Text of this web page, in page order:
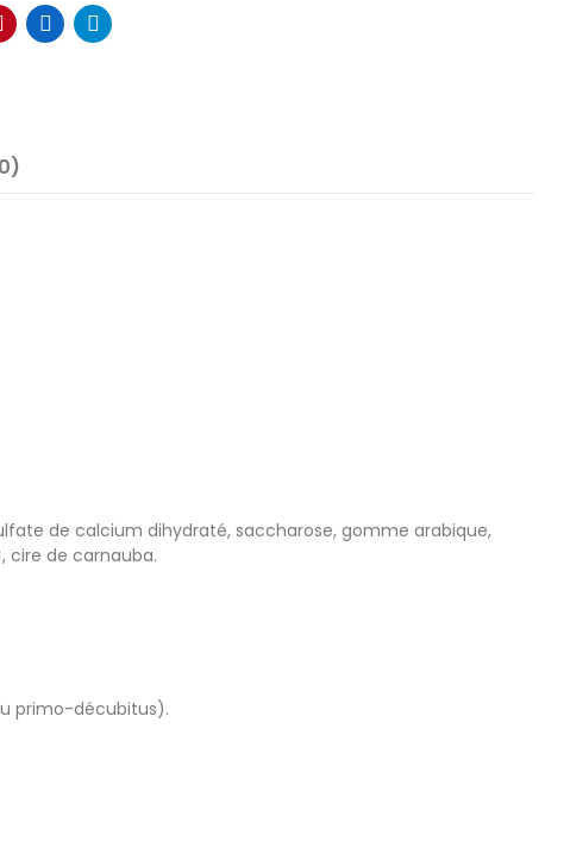
de calcium dihydraté, saccharose, gomme arabique,
cire de carnauba.
primo-décubitus).